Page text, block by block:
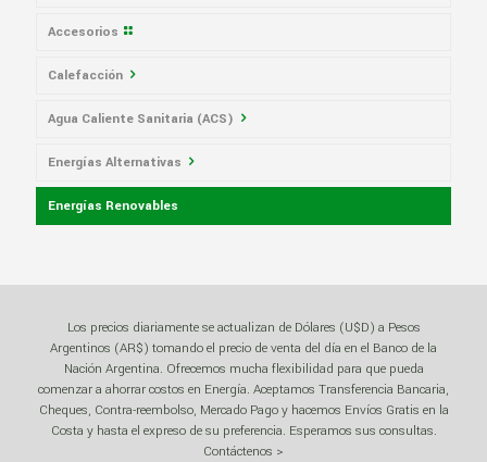
Accesorios
Calefacción
Calderas
Calderas Hogareñas
Calderas de Pie
Calderas Murales Eléctricas
Calderas de Potencia
Potencia Alta
Potencia Media
Radiadores
Radiadores Eléctricos
Fan Coil
Agua Caliente Sanitaria (ACS)
Acumuladores
Calefones
Termotanques Eléctricos
Calefacción a Gas
Energías Alternativas
Calderas a Gas Oil
Estufas a Pellets
Energías Renovables
Calefón Solar
Climatizadores de Piscinas Solares
Paneles Solares
Los precios diariamente se actualizan de Dólares (U$D) a Pesos
Argentinos (AR$) tomando el precio de venta del día en el Banco de la
Nación Argentina. Ofrecemos mucha flexibilidad para que pueda
comenzar a ahorrar costos en Energía. Aceptamos Transferencia Bancaria,
Cheques, Contra-reembolso, Mercado Pago y hacemos Envíos Gratis en la
Costa y hasta el expreso de su preferencia. Esperamos sus consultas.
Contáctenos >